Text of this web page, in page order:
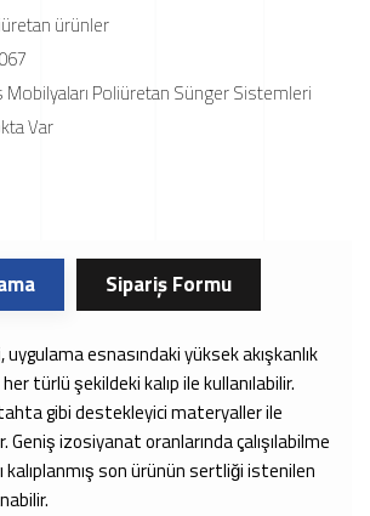
ürünler
Mobilyaları Poliüretan Sünger Sistemleri
Var
Sipariş Formu
esnasındaki yüksek akışkanlık
türlü şekildeki kalıp ile kullanılabilir.
gibi destekleyici materyaller ile
Geniş izosiyanat oranlarında çalışılabilme
kalıplanmış son ürünün sertliği istenilen